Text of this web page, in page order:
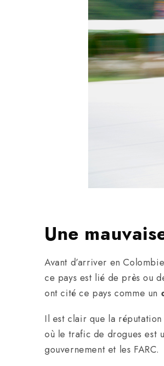
Une
Avant d’arriver en
ce pays est lié de près ou
ont cité ce pays comme un
Il est clair que la
où le trafic de drogues est
gouvernement et les FARC.